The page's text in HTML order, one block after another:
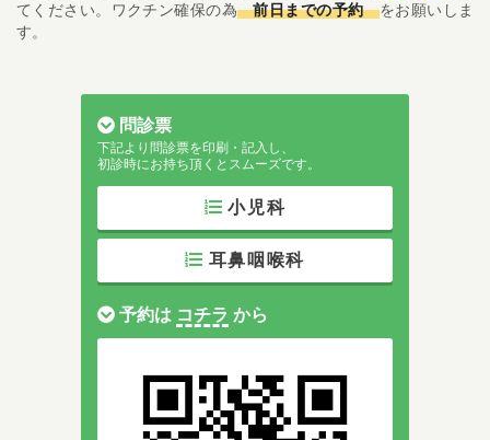
てください。ワクチン確保の為
前日までの予約
をお願いしま
す。
問診票
下記より問診票を印刷・記入し、
初診時にお持ち頂くとスムーズです。
小児科
耳鼻咽喉科
予約は コチラ から